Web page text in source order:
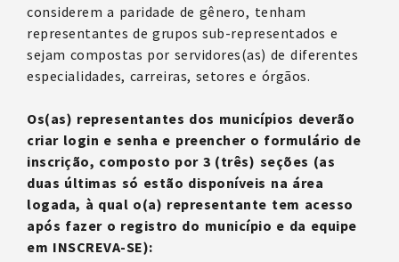
considerem a paridade de gênero, tenham
representantes de grupos sub-representados e
sejam compostas por servidores(as) de diferentes
especialidades, carreiras, setores e órgãos.
Os(as) representantes dos municípios deverão
criar login e senha e preencher o formulário de
inscrição, composto por 3 (três) seções (as
duas últimas só estão disponíveis na área
logada, à qual o(a) representante tem acesso
após fazer o registro do município e da equipe
em INSCREVA-SE):